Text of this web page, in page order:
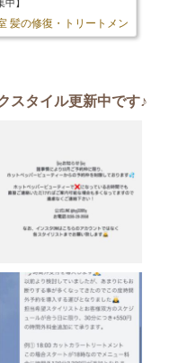
】
髪の修復・トリートメント専門店
スタイル更新中です♪